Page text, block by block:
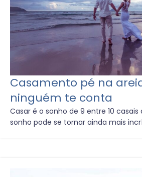
Casamento pé na
ninguém te conta
Casar é o sonho de 9 entre 10 casais
sonho pode se tornar ainda mais